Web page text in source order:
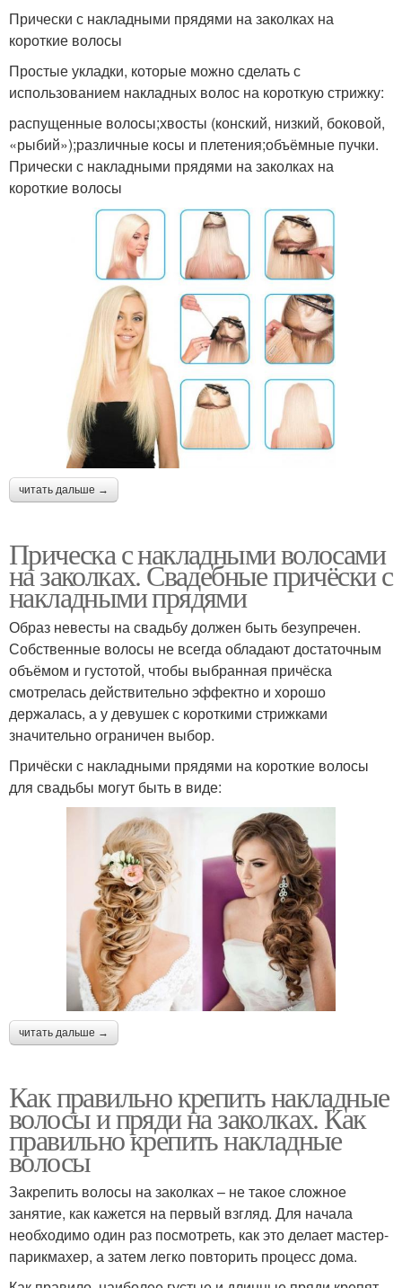
Прически с накладными прядями на заколках на
короткие волосы
Простые укладки, которые можно сделать с
использованием накладных волос на короткую стрижку:
распущенные волосы;хвосты (конский, низкий, боковой,
«рыбий»);различные косы и плетения;объёмные пучки.
Прически с накладными прядями на заколках на
короткие волосы
читать дальше →
Прическа с накладными волосами
на заколках. Свадебные причёски с
накладными прядями
Образ невесты на свадьбу должен быть безупречен.
Собственные волосы не всегда обладают достаточным
объёмом и густотой, чтобы выбранная причёска
смотрелась действительно эффектно и хорошо
держалась, а у девушек с короткими стрижками
значительно ограничен выбор.
Причёски с накладными прядями на короткие волосы
для свадьбы могут быть в виде:
читать дальше →
Как правильно крепить накладные
волосы и пряди на заколках. Как
правильно крепить накладные
волосы
Закрепить волосы на заколках – не такое сложное
занятие, как кажется на первый взгляд. Для начала
необходимо один раз посмотреть, как это делает мастер-
парикмахер, а затем легко повторить процесс дома.